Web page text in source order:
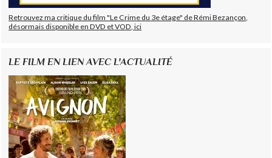
Retrouvez ma critique du film "Le Crime du 3e étage" de Rémi Bezançon,
désormais disponible en DVD et VOD, ici
LE FILM EN LIEN AVEC L'ACTUALITÉ